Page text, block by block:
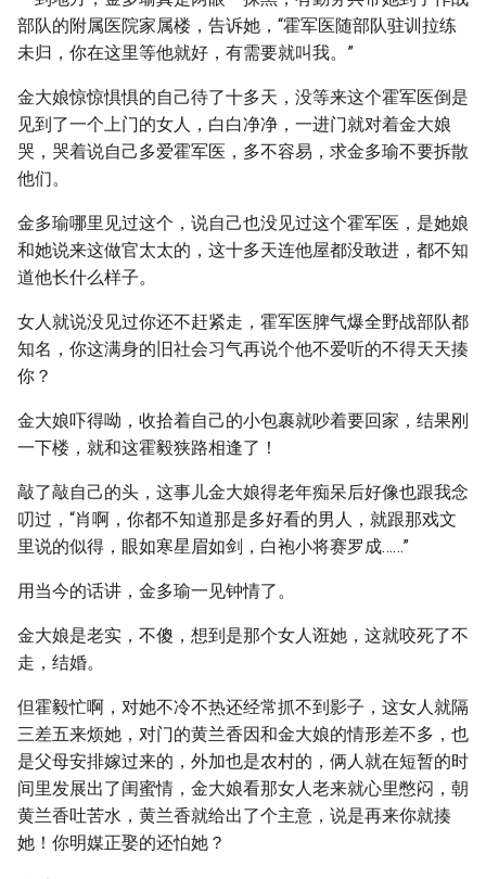
部队的附属医院家属楼，告诉她，“霍军医随部队驻训拉练
未归，你在这里等他就好，有需要就叫我。”
金大娘惊惊惧惧的自己待了十多天，没等来这个霍军医倒是
见到了一个上门的女人，白白净净，一进门就对着金大娘
哭，哭着说自己多爱霍军医，多不容易，求金多瑜不要拆散
他们。
金多瑜哪里见过这个，说自己也没见过这个霍军医，是她娘
和她说来这做官太太的，这十多天连他屋都没敢进，都不知
道他长什么样子。
女人就说没见过你还不赶紧走，霍军医脾气爆全野战部队都
知名，你这满身的旧社会习气再说个他不爱听的不得天天揍
你？
金大娘吓得呦，收拾着自己的小包裹就吵着要回家，结果刚
一下楼，就和这霍毅狭路相逢了！
敲了敲自己的头，这事儿金大娘得老年痴呆后好像也跟我念
叨过，“肖啊，你都不知道那是多好看的男人，就跟那戏文
里说的似得，眼如寒星眉如剑，白袍小将赛罗成……”
用当今的话讲，金多瑜一见钟情了。
金大娘是老实，不傻，想到是那个女人诳她，这就咬死了不
走，结婚。
但霍毅忙啊，对她不冷不热还经常抓不到影子，这女人就隔
三差五来烦她，对门的黄兰香因和金大娘的情形差不多，也
是父母安排嫁过来的，外加也是农村的，俩人就在短暂的时
间里发展出了闺蜜情，金大娘看那女人老来就心里憋闷，朝
黄兰香吐苦水，黄兰香就给出了个主意，说是再来你就揍
她！你明媒正娶的还怕她？